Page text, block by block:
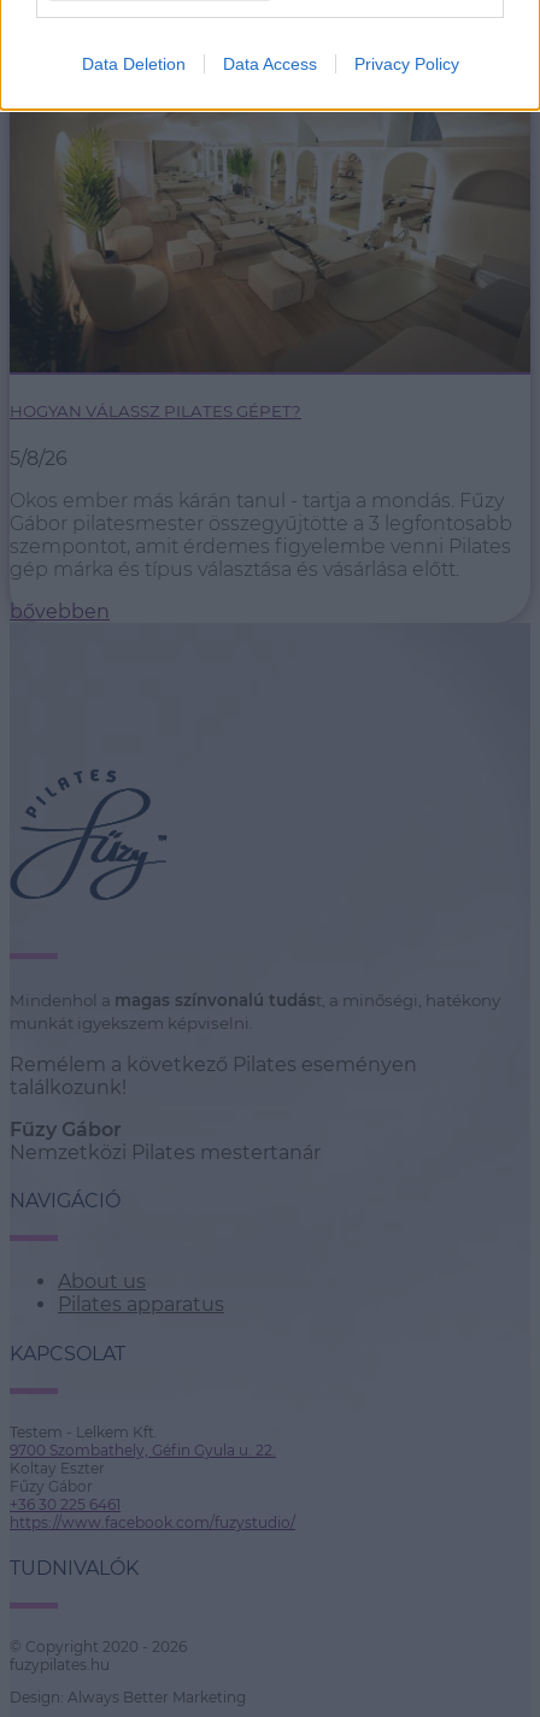
Data Deletion Data Access Privacy Policy
bővebben
HOGYAN VÁLASSZ PILATES GÉPET?
5/8/26
Okos ember más kárán tanul - tartja a mondás. Fűzy
Gábor pilatesmester összegyűjtötte a 3 legfontosabb
szempontot, amit érdemes figyelembe venni Pilates
gép márka és típus választása és vásárlása előtt.
bővebben
Mindenhol a magas színvonalú tudást, a minőségi, hatékony
munkát igyekszem képviselni.
Remélem a következő Pilates eseményen
találkozunk!
Fűzy Gábor
Nemzetközi Pilates mestertanár
NAVIGÁCIÓ
About us
Pilates apparatus
KAPCSOLAT
Testem - Lelkem Kft.
9700 Szombathely, Géfin Gyula u. 22.
Koltay Eszter
Fűzy Gábor
+36 30 225 6461
https://www.facebook.com/fuzystudio/
TUDNIVALÓK
© Copyright 2020 - 2026
fuzypilates.hu
Design: Always Better Marketing